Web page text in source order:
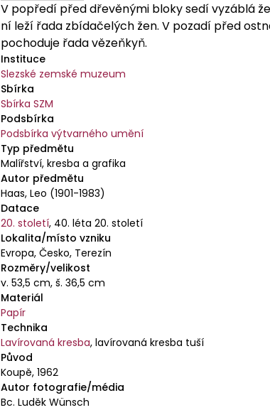
V popředí před dřevěnými bloky sedí vyzáblá
ní leží řada zbídačelých žen. V pozadí před
pochoduje řada vězeňkyň.
Instituce
Slezské zemské muzeum
Sbírka
Sbírka SZM
Podsbírka
Podsbírka výtvarného umění
Typ předmětu
Malířství, kresba a grafika
Autor předmětu
Haas, Leo (1901-1983)
Datace
20. století, 40. léta 20. století
Lokalita/místo vzniku
Evropa, Česko, Terezín
Rozměry/velikost
v. 53,5 cm, š. 36,5 cm
Materiál
Papír
Technika
Lavírovaná kresba,lavírovaná kresba tuší
Původ
Koupě, 1962
Autor fotografie/média
Bc. Luděk Wünsch